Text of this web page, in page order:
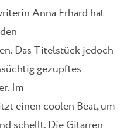
Anna Erhard hat
Das Titelstück jedoch
gezupftes
Im
einen coolen Beat, um
schellt. Die Gitarren